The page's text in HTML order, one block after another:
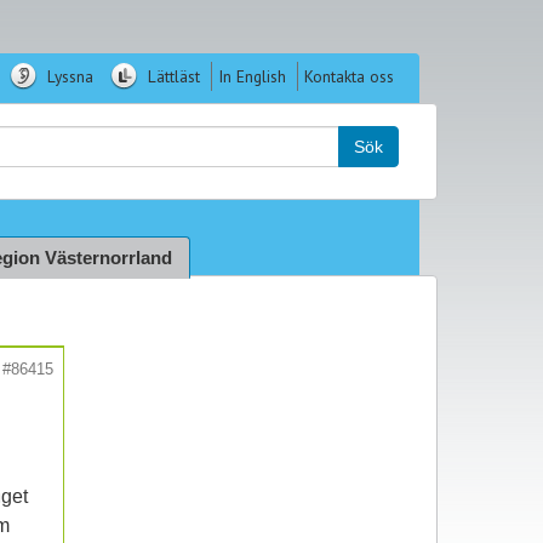
Lyssna Lättläst In English Kontakta oss
Sök
Västernorrland
#86415